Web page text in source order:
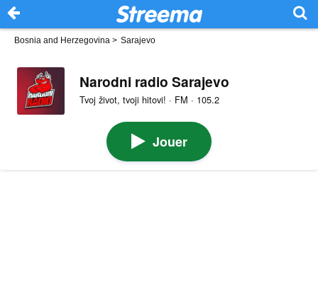
Bosnia and Herzegovina > Sarajevo
Narodni radio Sarajevo
Tvoj život, tvoji hitovi! · FM · 105.2
Jouer